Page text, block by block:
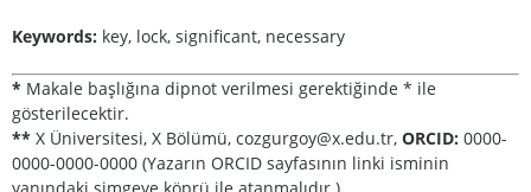
Keywords: key, lock, significant, necessary
* Makale başlığına dipnot verilmesi gerektiğinde * ile
gösterilecektir.
** X Üniversitesi, X Bölümü, cozgurgoy@x.edu.tr, ORCID: 0000-
0000-0000-0000 (Yazarın ORCID sayfasının linki isminin